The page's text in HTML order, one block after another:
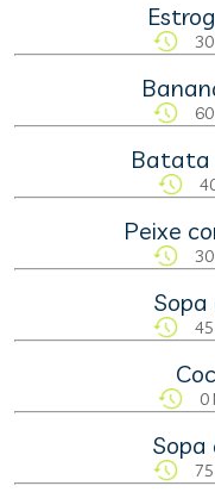
Batata
Peixe
0
Sopa